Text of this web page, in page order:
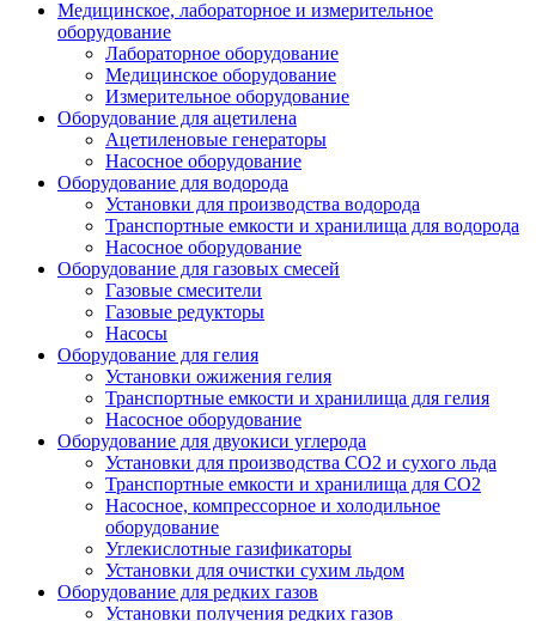
Медицинское, лабораторное и измерительное
оборудование
Лабораторное оборудование
Медицинское оборудование
Измерительное оборудование
Оборудование для ацетилена
Ацетиленовые генераторы
Насосное оборудование
Оборудование для водорода
Установки для производства водорода
Транспортные емкости и хранилища для водорода
Насосное оборудование
Оборудование для газовых смесей
Газовые смесители
Газовые редукторы
Насосы
Оборудование для гелия
Установки ожижения гелия
Транспортные емкости и хранилища для гелия
Насосное оборудование
Оборудование для двуокиси углерода
Установки для производства СО2 и сухого льда
Транспортные емкости и хранилища для CO2
Насосное, компрессорное и холодильное
оборудование
Углекислотные газификаторы
Установки для очистки сухим льдом
Оборудование для редких газов
Установки получения редких газов